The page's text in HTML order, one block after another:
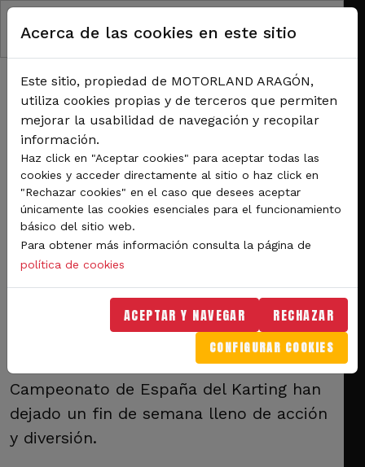
Pasar al contenido principal
RUTA DE NAVEGACIÓN
Domingo de carreras del CEK en el Karting Internacional de Motorland Aragón.
Domingo de carreras del
CEK en el Karting
Internacional de
Motorland Aragón.
Las diez primeras carreras del
Campeonato de España del Karting han
dejado un fin de semana lleno de acción
y diversión.
Acerca de las cookies en este sitio
Este sitio, propiedad de MOTORLAND ARAGÓN,
utiliza cookies propias y de terceros que permiten
mejorar la usabilidad de navegación y recopilar
información.
Haz click en "Aceptar cookies" para aceptar todas las
cookies y acceder directamente al sitio o haz click en
"Rechazar cookies" en el caso que desees aceptar
únicamente las cookies esenciales para el funcionamiento
básico del sitio web.
Para obtener más información consulta la página de
política de cookies
ACEPTAR Y NAVEGAR RECHAZAR
CONFIGURAR COOKIES